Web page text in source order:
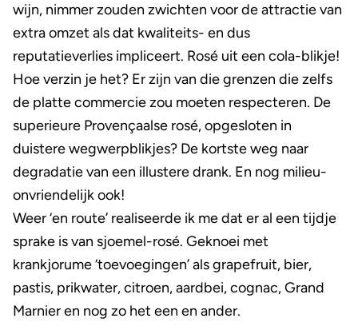
wijn, nimmer zouden zwichten voor de attractie van
extra omzet als dat kwaliteits- en dus
reputatieverlies impliceert. Rosé uit een cola-blikje!
Hoe verzin je het? Er zijn van die grenzen die zelfs
de platte commercie zou moeten respecteren. De
superieure Provençaalse rosé, opgesloten in
duistere wegwerpblikjes? De kortste weg naar
degradatie van een illustere drank. En nog milieu-
onvriendelijk ook!
Weer ‘en route’ realiseerde ik me dat er al een tijdje
sprake is van sjoemel-rosé. Geknoei met
krankjorume ‘toevoegingen’ als grapefruit, bier,
pastis, prikwater, citroen, aardbei, cognac, Grand
Marnier en nog zo het een en ander.